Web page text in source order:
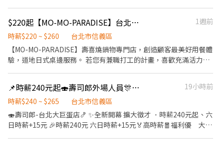
洗、環境整理整頓、環境清洗......等。 ✨️在職教育訓練完善，無經驗
者也OK✨️ ⭕獎金福利 ▪生日禮券！ ▪員工用餐優惠！ ▪不定期活
動競賽獎金！ ▪一年4次考核及調薪！ ▪加班費5分鐘為單位計算！
▪介紹親朋好友入職，期滿可獲得3,000～5,000元獎金！ ⭕基本保
障 ①加班費(按勞基法規定計算) ②勞保、健保、意外險 ③每月提撥
勞工退休新制6% ④特休按照勞基法規定 ⑤颱風天出勤津貼 ⑥員工
用餐折扣 ⑦提供員工制服 ⑧任職一年後提供免費健檢
慶獎金、年終獎金、宵夜津貼 2.同事好相處|尾牙| 員工不定期聚餐
一每月員工75折用餐家族卷 歡迎喜歡交朋友、活潑、願意久站、體
力好、正向不抱怨的朋友加入我們人 不管是學生兼職、二度就業、
剛畢業找工作、轉職都非常歡迎喔！ 餐飲外場： ．負責為顧客帶
易餐飲之料理 ．於顧客用餐完畢後，負責收拾碗盤與清理環境。 ．
並負責結帳、收銀等工作。 餐飲內場： ．擔任廚師的助手，處理烹
$220起【MO-MO-PARADISE】台北統一時代牧場-內場兼職C19
1週前
時薪$220 ~ $260
台北市信義區
【MO-MO-PARADISE】壽喜燒鍋物專門店，創造顧客最美好用餐體
驗，道地日式桌邊服務。 若您有兼職打工的計畫，喜歡充滿活力的
開店前準備及閉店整理作業 4. 洗滌與環境清潔 5. 完成主管交付工作
✅工作時段 中班：12:00~21:00 晚班：17:00~22:30或18:00~22:30
※彈性排班可討論喔。週六與週日正常工時出勤每小時再加5圓，國
定假日除外。 ✅工作時段說明：依店鋪營運需求排班；兼職人員每
📌時薪240元起🍣壽司郎外場人員🎊彈性排班💰無經驗也可👨‍🎓學生打工🏆二度就業假日兼
19小時前
時薪$240 ~ $265
台北市信義區
🍣壽司郎-台北大巨蛋店🍤 ✨️全新開幕 擴大徵才 ．時薪240元起、六
日時薪+15元 🎉時薪240元 六日時薪+15元🏅高時薪🧧福利優 大企